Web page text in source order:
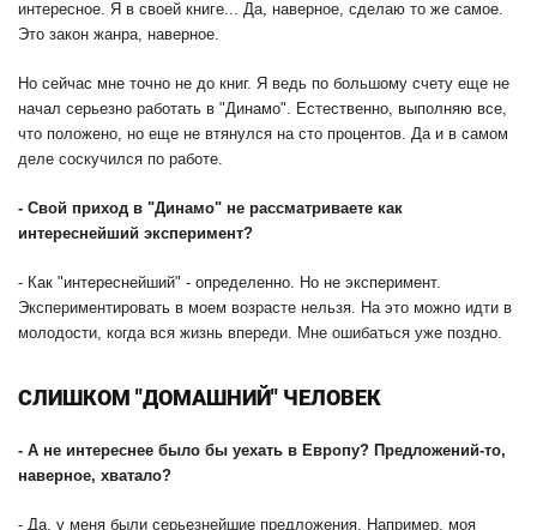
интересное. Я в своей книге... Да, наверное, сделаю то же самое.
Это закон жанра, наверное.
Но сейчас мне точно не до книг. Я ведь по большому счету еще не
начал серьезно работать в "Динамо". Естественно, выполняю все,
что положено, но еще не втянулся на сто процентов. Да и в самом
деле соскучился по работе.
- Свой приход в "Динамо" не рассматриваете как
интереснейший эксперимент?
- Как "интереснейший" - определенно. Но не эксперимент.
Экспериментировать в моем возрасте нельзя. На это можно идти в
молодости, когда вся жизнь впереди. Мне ошибаться уже поздно.
СЛИШКОМ "ДОМАШНИЙ" ЧЕЛОВЕК
- А не интереснее было бы уехать в Европу? Предложений-то,
наверное, хватало?
- Да, у меня были серьезнейшие предложения. Например, моя